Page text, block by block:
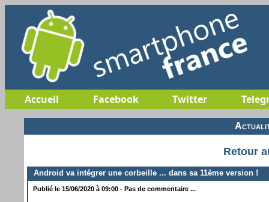
Accueil Facebook Twitter
Retour
Android va intégrer une corbeille ... dans sa 11ème version !
Publié le 15/06/2020 à 09:00 - Pas de commentaire ...